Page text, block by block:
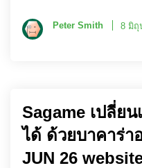
Peter Smith 8 มิถุ
Sagame เปลี่ยน
ได้ ด้วยบาคาร่า
JUN 26